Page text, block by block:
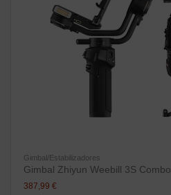
Gimbal/Estabilizadores
Gimbal Zhiyun Weebill 3S Combo
387,99 €